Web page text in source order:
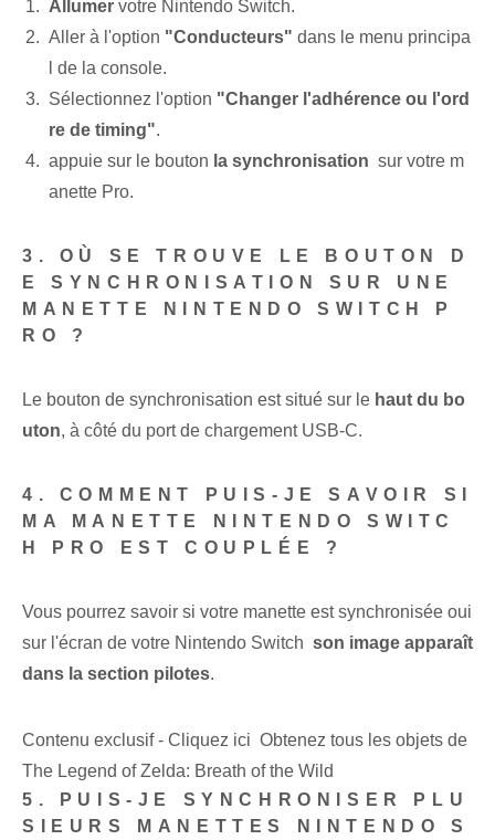
Allumer votre Nintendo Switch.
Aller à l'option "Conducteurs" dans le menu principa
l de la console.
Sélectionnez l'option "Changer l'adhérence ou l'ord
re de timing".
appuie sur le bouton la synchronisation ‌ sur votre m
anette Pro.
3. OÙ SE TROUVE LE BOUTON D
E SYNCHRONISATION SUR UNE
MANETTE NINTENDO SWITCH P
RO ?
Le bouton de synchronisation est situé sur le haut du bo
uton, à côté du port de chargement USB-C.
4. COMMENT PUIS-JE SAVOIR SI
MA MANETTE NINTENDO SWITC
H PRO EST COUPLÉE ?
Vous pourrez savoir si votre manette est synchronisée ⁢oui
sur⁢ l'écran de votre ⁣Nintendo ‌Switch ‍ son image apparaît
dans la section pilotes.
Contenu exclusif - Cliquez ici Obtenez tous les objets de
The Legend of Zelda: Breath of the Wild
5. PUIS-JE SYNCHRONISER PLU
SIEURS MANETTES NINTENDO S